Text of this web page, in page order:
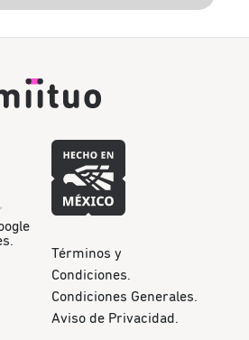
Términos y
Condiciones.
Condiciones Generales.
Aviso de Privacidad.